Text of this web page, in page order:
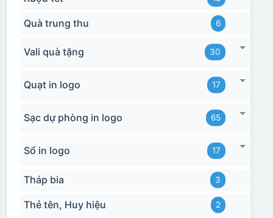
Quà trung thu 6
Vali quà tặng 30
Quạt in logo 17
Sạc dự phòng in logo 65
Sổ in logo 17
Tháp bia 3
Thẻ tên, Huy hiệu 2